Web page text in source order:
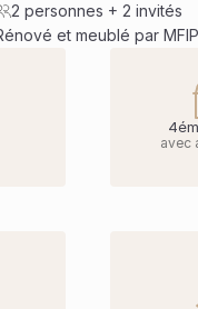
2 personnes + 2 invités
et meublé par MFIP
avec